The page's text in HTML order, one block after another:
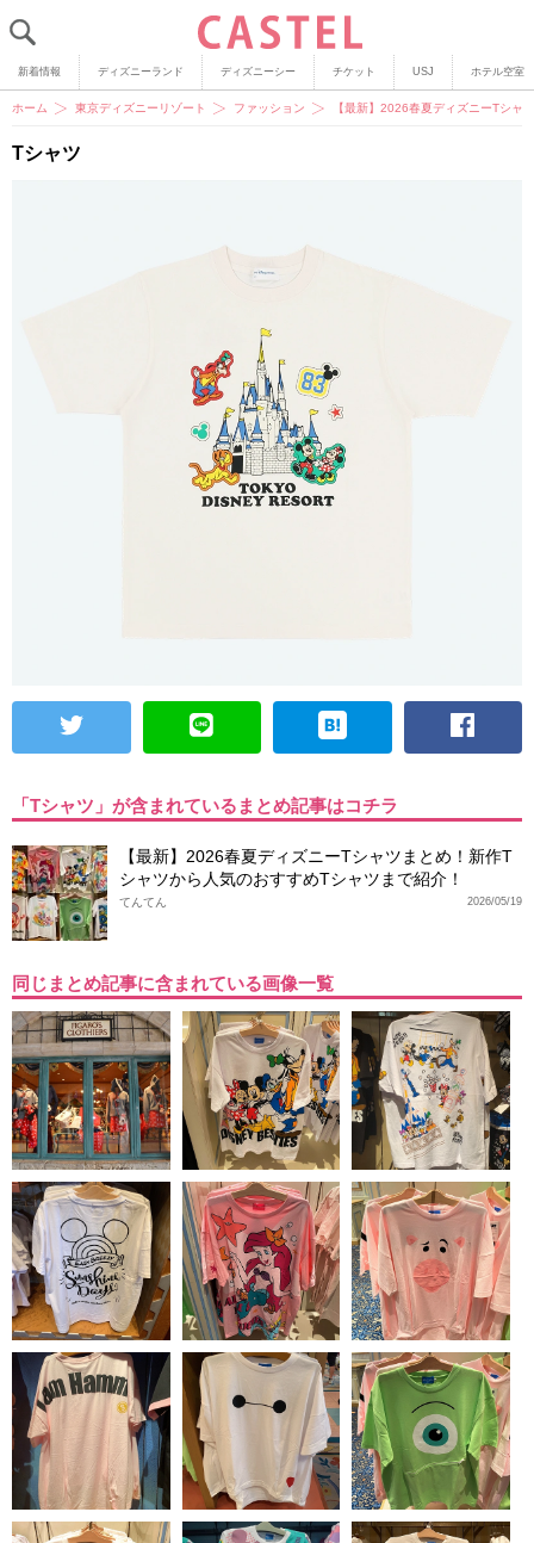
新着情報 ディズニーランド ディズニーシー チケット USJ ホテル空室
ホーム 東京ディズニーリゾート ファッション 【最新】2026春夏ディズニーTシャ
Tシャツ
「Tシャツ」が含まれているまとめ記事はコチラ
【最新】2026春夏ディズニーTシャツまとめ！新作T
シャツから人気のおすすめTシャツまで紹介！
2026/05/19
てんてん
同じまとめ記事に含まれている画像一覧